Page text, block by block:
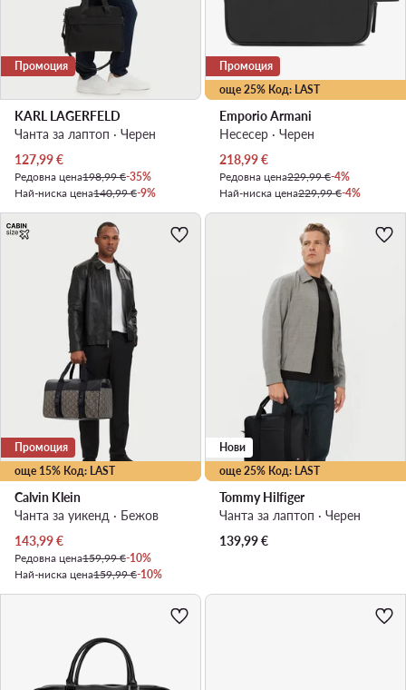
Промоция
KARL LAGERFELD
Чанта за лаптоп · Черен
Актуална цена
127,99€
Редовна цена198,99 €-35%
Най-ниска цена140,99 €-9%
още 25% Код: LAST
Промоция
Emporio Armani
Несесер · Черен
Актуална цена
218,99€
Редовна цена229,99 €-4%
Най-ниска цена229,99 €-4%
още 15% Код: LAST
Промоция
Calvin Klein
Чанта за уикенд · Бежов
Актуална цена
143,99€
Редовна цена159,99 €-10%
Най-ниска цена159,99 €-10%
още 25% Код: LAST
Нови
Tommy Hilfiger
Чанта за лаптоп · Черен
139,99€